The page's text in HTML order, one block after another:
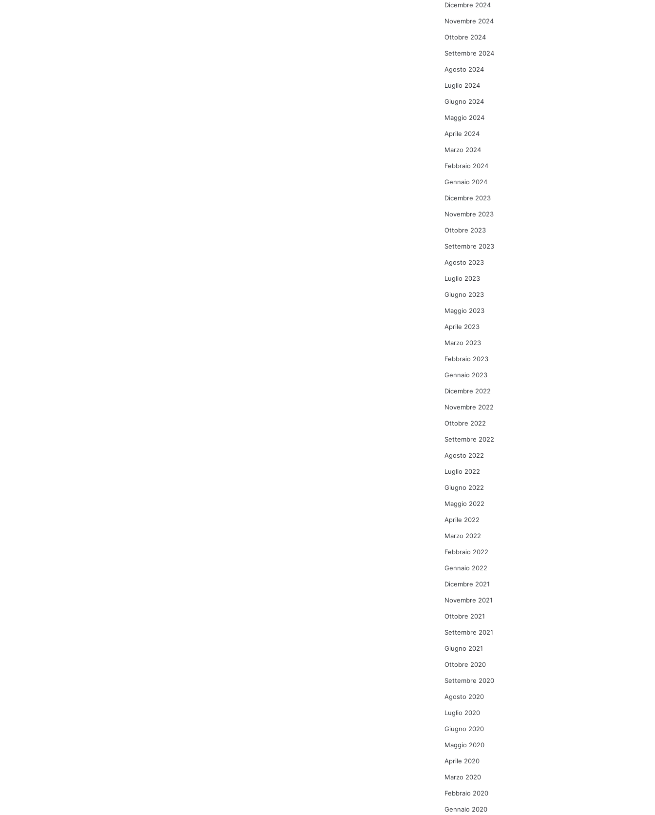
Dicembre 2024
Novembre 2024
Ottobre 2024
Settembre 2024
Agosto 2024
Luglio 2024
Giugno 2024
Maggio 2024
Aprile 2024
Marzo 2024
Febbraio 2024
Gennaio 2024
Dicembre 2023
Novembre 2023
Ottobre 2023
Settembre 2023
Agosto 2023
Luglio 2023
Giugno 2023
Maggio 2023
Aprile 2023
Marzo 2023
Febbraio 2023
Gennaio 2023
Dicembre 2022
Novembre 2022
Ottobre 2022
Settembre 2022
Agosto 2022
Luglio 2022
Giugno 2022
Maggio 2022
Aprile 2022
Marzo 2022
Febbraio 2022
Gennaio 2022
Dicembre 2021
Novembre 2021
Ottobre 2021
Settembre 2021
Giugno 2021
Ottobre 2020
Settembre 2020
Agosto 2020
Luglio 2020
Giugno 2020
Maggio 2020
Aprile 2020
Marzo 2020
Febbraio 2020
Gennaio 2020